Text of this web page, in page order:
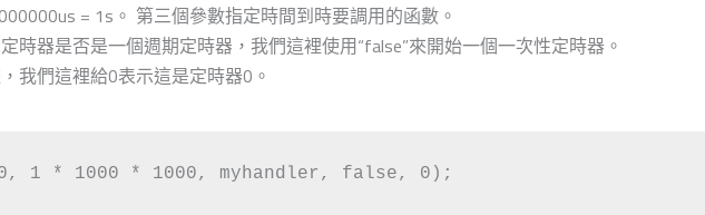
= 1s。 第三個參數指定時間到時要調用的函數。
時器是否是一個週期定時器，我們這裡使用“false”來開始一個一次性定時器。
我們這裡給0表示這是定時器0。
1 * 1000 * 1000, myhandler, false, 0);